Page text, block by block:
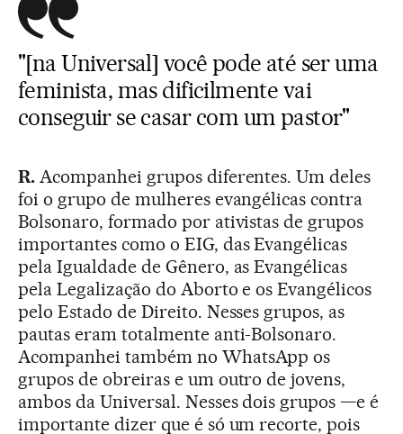
"[na Universal] você pode até ser uma
feminista, mas dificilmente vai
conseguir se casar com um pastor"
R.Acompanhei grupos diferentes. Um deles
foi o grupo de mulheres evangélicas contra
Bolsonaro, formado por ativistas de grupos
importantes como o EIG, das Evangélicas
pela Igualdade de Gênero, as Evangélicas
pela Legalização do Aborto e os Evangélicos
pelo Estado de Direito. Nesses grupos, as
pautas eram totalmente anti-Bolsonaro.
Acompanhei também no WhatsApp os
grupos de obreiras e um outro de jovens,
ambos da Universal. Nesses dois grupos —e é
importante dizer que é só um recorte, pois